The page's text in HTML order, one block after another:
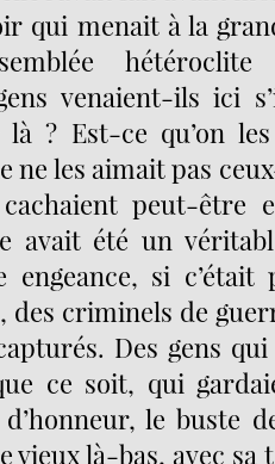
qui menait à la
venaient-ils ici
là ? Est-ce qu’on
ne les aimait pas
peut-être
avait été un
engeance, si
des criminels de
Des gens qui
ce soit, qui
le buste
vieux là-bas, avec